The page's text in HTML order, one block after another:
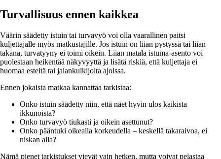
Turvallisuus ennen kaikkea
Väärin säädetty istuin tai turvavyö voi olla vaarallinen paitsi
kuljettajalle myös matkustajille. Jos istuin on liian pystyssä tai liian
takana, turvatyyny ei toimi oikein. Liian matala istuma-asento voi
puolestaan heikentää näkyvyyttä ja lisätä riskiä, että kuljettaja ei
huomaa esteitä tai jalankulkijoita ajoissa.
Ennen jokaista matkaa kannattaa tarkistaa:
Onko istuin säädetty niin, että näet hyvin ulos kaikista
ikkunoista?
Onko turvavyö tiukasti ja oikein asettunut?
Onko pääntuki oikealla korkeudella – keskellä takaraivoa, ei
niskan alla?
Nämä pienet tarkistukset vievät vain hetken, mutta voivat pelastaa